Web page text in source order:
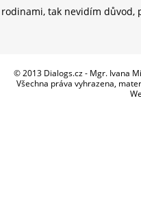
tak nevidím
© 2013 Dialogs.cz - Mgr. Ivana
Všechna práva vyhrazena,